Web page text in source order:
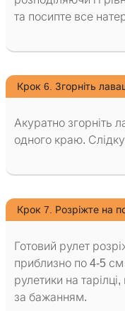
та посипте все
Крок 6. Згорніть
Акуратно згорніть
одного краю.
Крок 7. Розріжте на
Готовий рулет
приблизно по 4-5
рулетики на
за бажанням.